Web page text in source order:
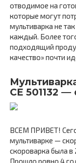
отводимое на
которые могут
мультиварка не
каждый. Более
подходящий
качество» почти
CE 501132
ВСЕМ ПРИВЕТ!
мультиварке —
скороварка была в
Прошло ровно 4